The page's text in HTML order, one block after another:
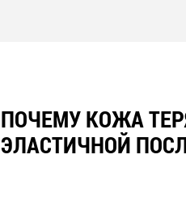
ПОЧЕМУ КОЖА
ЭЛАСТИЧНОЙ